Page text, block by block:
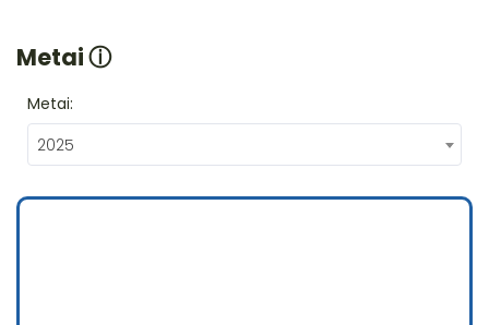
Metaiⓘ
Metai:
2025